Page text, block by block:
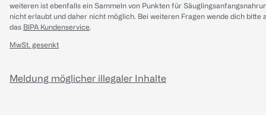
weiteren ist ebenfalls ein Sammeln von Punkten für
nicht erlaubt und daher nicht möglich. Bei weiteren Fragen wende dich bitte
das BIPA Kundenservice.
MwSt. gesenkt
Meldung möglicher illegaler Inhalte